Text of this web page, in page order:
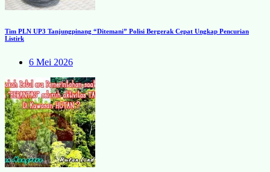
Tim PLN UP3 Tanjungpinang “Ditemani” Polisi Bergerak Cepat Ungkap Pencurian
Listirk
6 Mei 2026